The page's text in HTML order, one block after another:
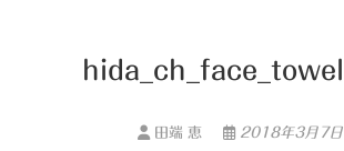
hida_ch_face_towel
田端 恵 2018年3月7日